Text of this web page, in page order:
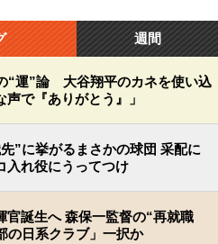
週間
“運”論 大谷翔平のカネを使い込
で『ありがとう』」
”に挙がるまさかの球団 采配に
入れ役にうってつけ
官誕生へ 森保一監督の“再就職
の日系クラブ」一択か